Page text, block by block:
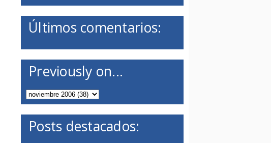
Últimos comentarios:
Previously on...
Posts destacados: